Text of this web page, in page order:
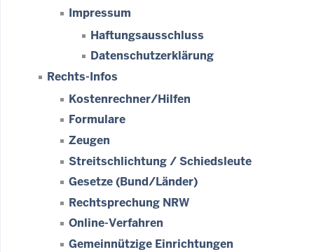
Impressum
Haftungsausschluss
Datenschutzerklärung
Rechts-Infos
Kostenrechner/Hilfen
Formulare
Zeugen
Streitschlichtung / Schiedsleute
Gesetze (Bund/Länder)
Rechtsprechung NRW
Online-Verfahren
Gemeinnützige Einrichtungen